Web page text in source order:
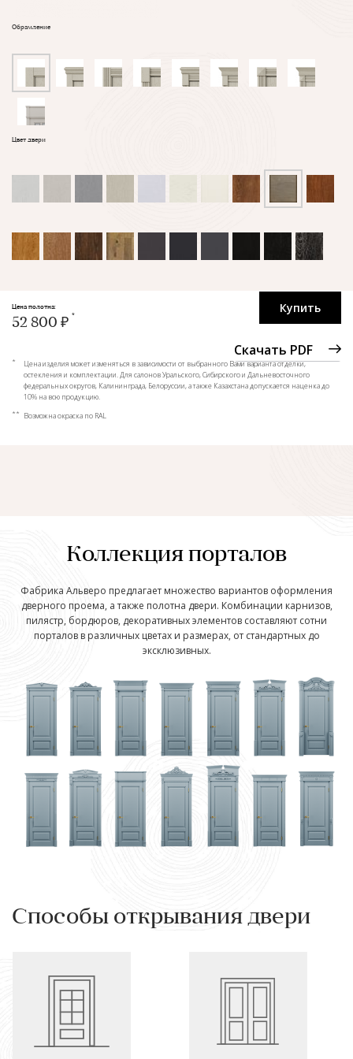
Обрамление
Цвет двери
Купить
Скачать PDF
Цена полотна:
52 800 ₽
*
Цена изделия может изменяться в зависимости от выбранного Вами варианта отделки,
остекления и комплектации. Для салонов Уральского, Сибирского и Дальневосточного
федеральных округов, Калининграда, Белоруссии, а также Казахстана допускается наценка до
10% на всю продукцию.
** Возможна окраска по RAL
Коллекция порталов
Фабрика Альверо предлагает множество вариантов оформления
дверного проема, а также полотна двери. Комбинации карнизов,
пилястр, бордюров, декоративных элементов составляют сотни
порталов в различных цветах и размерах, от стандартных до
эксклюзивных.
Способы открывания двери